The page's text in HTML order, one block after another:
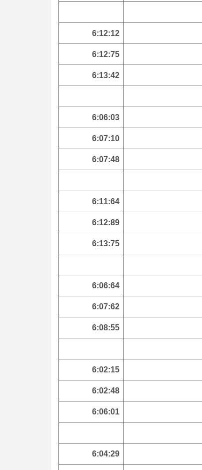
6:12:12
6:12:75
6:13:42
6:06:03
6:07:10
6:07:48
6:11:64
6:12:89
6:13:75
6:06:64
6:07:62
6:08:55
6:02:15
6:02:48
6:06:01
6:04:29